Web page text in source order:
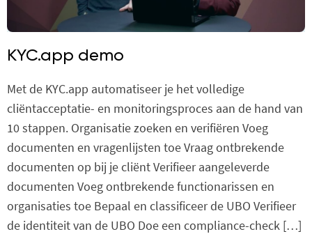
KYC.app demo
Met de KYC.app automatiseer je het volledige
cliëntacceptatie- en monitoringsproces aan de hand van
10 stappen. Organisatie zoeken en verifiëren Voeg
documenten en vragenlijsten toe Vraag ontbrekende
documenten op bij je cliënt Verifieer aangeleverde
documenten Voeg ontbrekende functionarissen en
organisaties toe Bepaal en classificeer de UBO Verifieer
de identiteit van de UBO Doe een compliance-check […]